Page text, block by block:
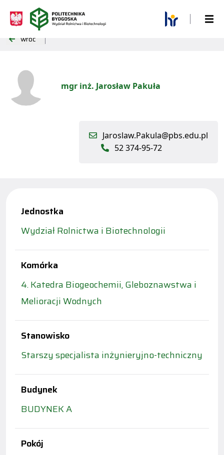
wróć
mgr inż. Jarosław Pakuła
Jaroslaw.Pakula@pbs.edu.pl
52 374-95-72
Jednostka
Wydział Rolnictwa i Biotechnologii
Komórka
4. Katedra Biogeochemii, Gleboznawstwa i
Melioracji Wodnych
Stanowisko
Starszy specjalista inżynieryjno-techniczny
Budynek
BUDYNEK A
Pokój